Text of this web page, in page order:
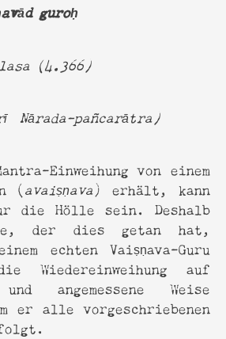
guroḥ
(4.366)
Nārada-pañcarātra)
Einweihung von einem
(avaiṣṇava) erhält, kann
die Hölle sein. Deshalb
der dies getan hat,
echten Vaiṣṇava-Guru
Wiedereinweihung auf
angemessene Weise
er alle vorgeschriebenen